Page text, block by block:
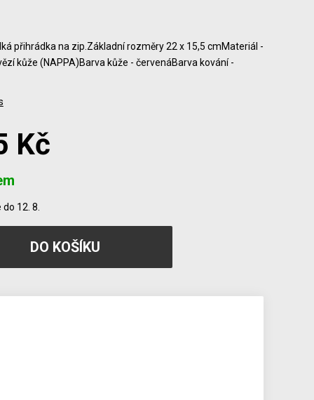
přihrádka na zip.Základní rozměry 22 x 15,5 cmMateriál -
kůže (NAPPA)Barva kůže - červenáBarva kování -
Kč
12. 8.